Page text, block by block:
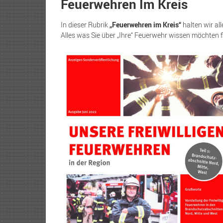
V.
Feuerwehren Im Kreis
In dieser Rubrik„Feuerwehren im Kreis“ halten wir
Alles was Sie über „Ihre“ Feuerwehr wissen